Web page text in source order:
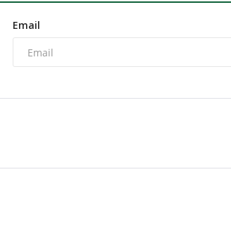
Email